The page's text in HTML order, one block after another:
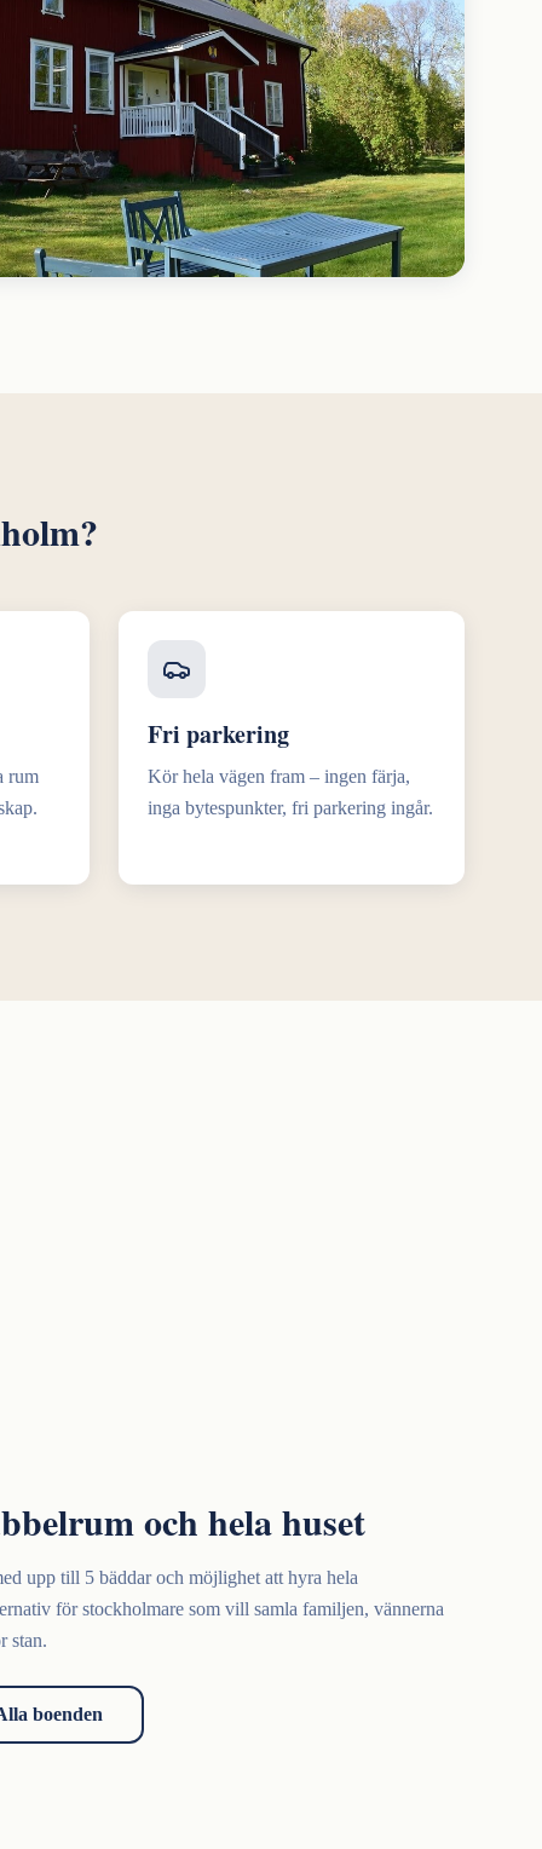
rum
Fri parkering
Kör hela vägen fram – ingen färja,
inga bytespunkter, fri parkering ingår.
och hela huset
upp till 5 bäddar och möjlighet att hyra hela
för stockholmare som vill samla familjen, vännerna
stan.
boenden